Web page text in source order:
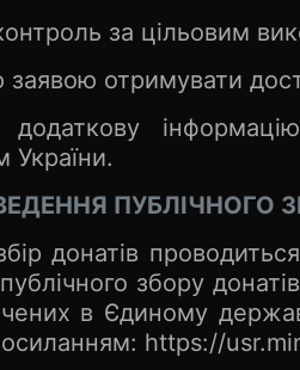
за цільовим
отримувати
України.
ПУБЛІЧНОГО
донатів
збору
в Єдиному
https://